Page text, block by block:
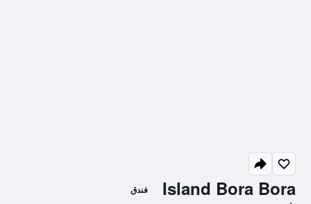
Island Bora Bora فندق